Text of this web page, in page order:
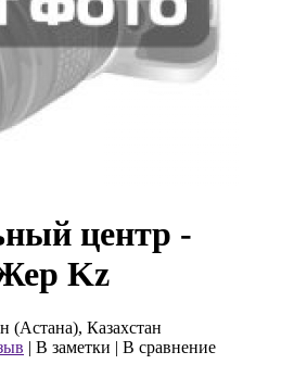
центр -
Kz
(Астана), Казахстан
| В заметки | В сравнение